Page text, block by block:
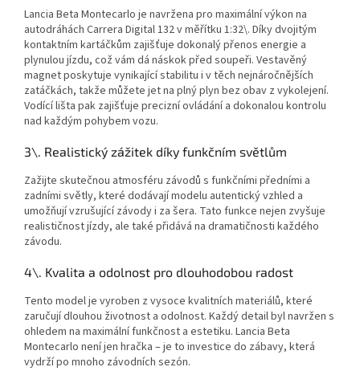
Lancia Beta Montecarlo je navržena pro maximální výkon na
autodráhách Carrera Digital 132 v měřítku 1:32\. Díky dvojitým
kontaktním kartáčkům zajišťuje dokonalý přenos energie a
plynulou jízdu, což vám dá náskok před soupeři. Vestavěný
magnet poskytuje vynikající stabilitu i v těch nejnáročnějších
zatáčkách, takže můžete jet na plný plyn bez obav z vykolejení.
Vodící lišta pak zajišťuje precizní ovládání a dokonalou kontrolu
nad každým pohybem vozu.
3\. Realistický zážitek díky funkčním světlům
Zažijte skutečnou atmosféru závodů s funkčními předními a
zadními světly, které dodávají modelu autentický vzhled a
umožňují vzrušující závody i za šera. Tato funkce nejen zvyšuje
realističnost jízdy, ale také přidává na dramatičnosti každého
závodu.
4\. Kvalita a odolnost pro dlouhodobou radost
Tento model je vyroben z vysoce kvalitních materiálů, které
zaručují dlouhou životnost a odolnost. Každý detail byl navržen s
ohledem na maximální funkčnost a estetiku. Lancia Beta
Montecarlo není jen hračka – je to investice do zábavy, která
vydrží po mnoho závodních sezón.